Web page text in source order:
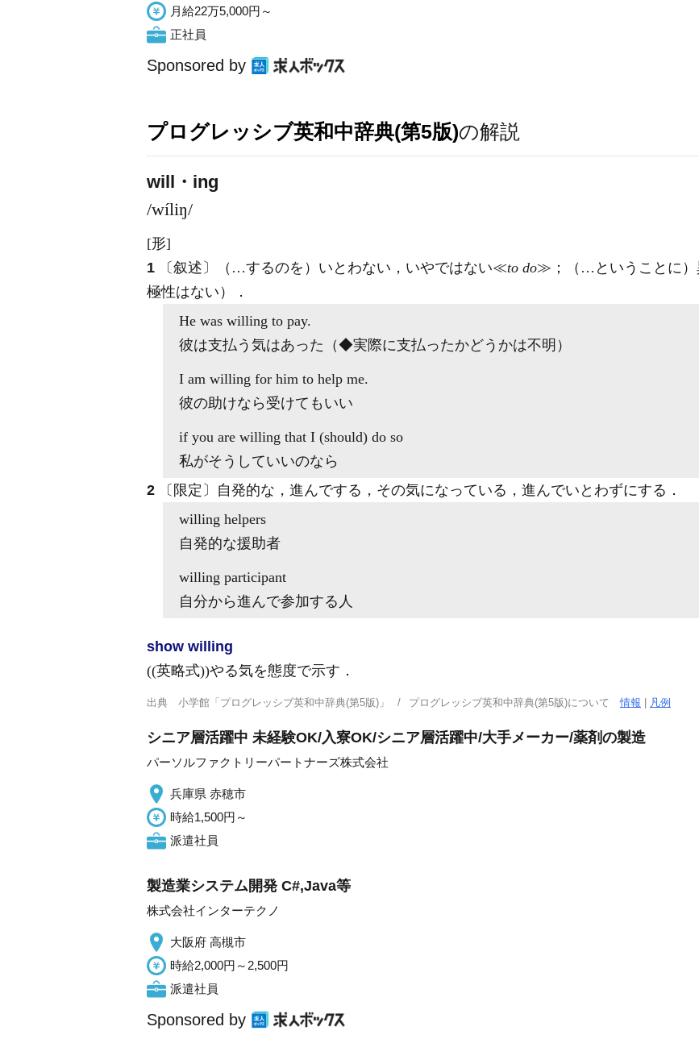
月給22万5,000円～
正社員
Sponsored by
プログレッシブ英和中辞典(第5版)の解説
will・ing
/wíliŋ/
[形]
1 〔叙述〕（…するのを）いとわない，いやではない≪to do≫；（…ということに
極性はない）
．
He was willing to pay.
彼は支払う気はあった（◆実際に支払ったかどうかは不明）
I am willing for him to help me.
彼の助けなら受けてもいい
if you are willing that I (should) do so
私がそうしていいのなら
2 〔限定〕自発的な，進んでする，その気になっている，進んでいとわずにする ．
willing helpers
自発的な援助者
willing participant
自分から進んで参加する人
show willing
((英略式))やる気を態度で示す ．
出典 小学館「プログレッシブ英和中辞典(第5版)」 プログレッシブ英和中辞典(第5版)について情報 | 凡例
シニア層活躍中 未経験OK/入寮OK/シニア層活躍中/大手メーカー/薬剤の製造
パーソルファクトリーパートナーズ株式会社
兵庫県 赤穂市
時給1,500円～
派遣社員
製造業システム開発 C#,Java等
株式会社インターテクノ
大阪府 高槻市
時給2,000円～2,500円
派遣社員
Sponsored by